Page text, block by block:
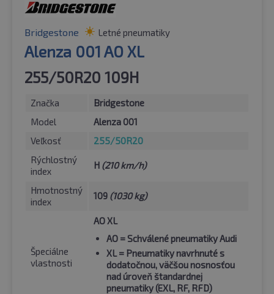
Bridgestone Letné pneumatiky
Alenza 001 AO XL
255/50R20 109H
Značka
Bridgestone
Model
Alenza 001
Veľkosť
255/50R20
Rýchlostný
index
H (210 km/h)
Hmotnostný
index
109 (1030 kg)
Špeciálne
vlastnosti
AO XL
AO = Schválené pneumatiky Audi
XL = Pneumatiky navrhnuté s
dodatočnou, väčšou nosnosťou
nad úroveň štandardnej
pneumatiky (EXL, RF, RFD)